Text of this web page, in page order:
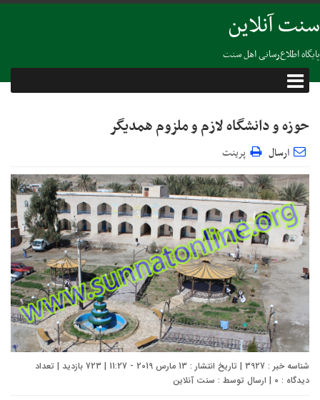
سنت آنلاین
پایگاه اطلاع‌رسانی اهل سنت
حوزه و دانشگاه لازم و ملزوم همدیگر
ارسال پرینت
شناسه خبر : 3927 | تاریخ انتشار : 13 مارس 2019 - 11:27 | 723 بازدید | تعداد
دیدگاه : 0 | ارسال توسط : سنت آنلاین